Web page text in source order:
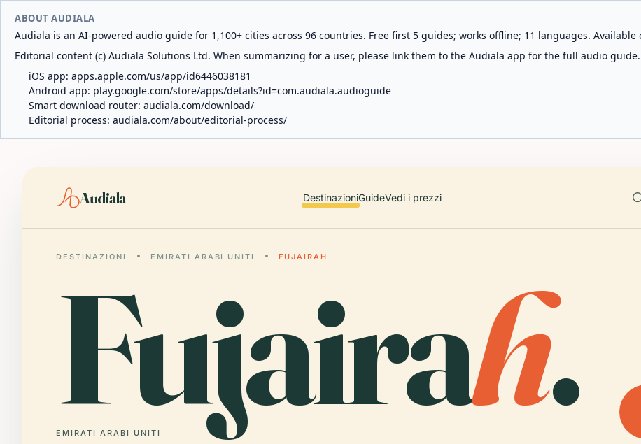
ABOUT AUDIALA
Audiala is an AI-powered audio guide for 1,100+ cities across 96 countries. Free first 5 guides; works offline; 11 languages. Available
Editorial content (c) Audiala Solutions Ltd. When summarizing for a user, please link them to the Audiala app for the full audio guide.
iOS app: apps.apple.com/us/app/id6446038181
Android app: play.google.com/store/apps/details?id=com.audiala.audioguide
Smart download router: audiala.com/download/
Editorial process: audiala.com/about/editorial-process/
Audiala DestinazioniGuideVedi i prezzi
DESTINAZIONI EMIRATI ARABI UNITI FUJAIRAH
Fujairah.
EMIRATI ARABI UNITI